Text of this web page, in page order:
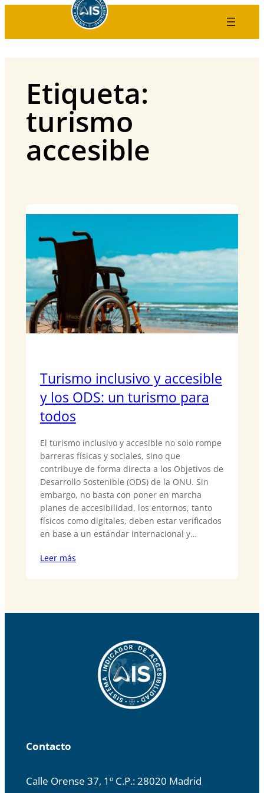
contenido
Etiqueta:
turismo
accesible
Turismo inclusivo y accesible
y los ODS: un turismo para
todos
El turismo inclusivo y accesible no solo rompe
barreras físicas y sociales, sino que
contribuye de forma directa a los Objetivos de
Desarrollo Sostenible (ODS) de la ONU. Sin
embargo, no basta con poner en marcha
planes de accesibilidad, los entornos, tanto
físicos como digitales, deben estar verificados
en base a un estándar internacional y…
Leer más
Contacto
Calle Orense 37, 1º C.P.: 28020 Madrid